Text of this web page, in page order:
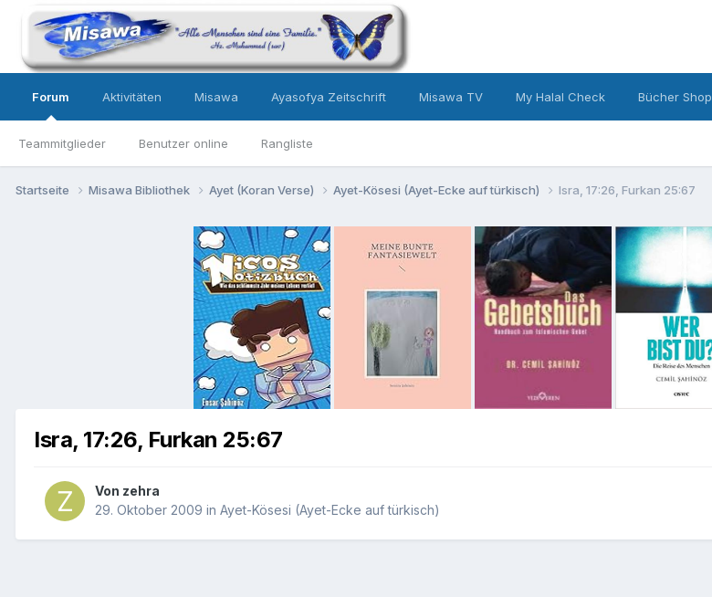
Forum
Teammitglieder Benutzer online Rangliste
Aktivitäten Misawa Ayasofya Zeitschrift Misawa TV My Halal Check Bücher Shop
Startseite Misawa Bibliothek Ayet (Koran Verse) Ayet-Kösesi (Ayet-Ecke auf türkisch) Isra, 17:26, Furkan 25:67
Isra, 17:26, Furkan 25:67
Von zehra
29. Oktober 2009 in Ayet-Kösesi (Ayet-Ecke auf türkisch)